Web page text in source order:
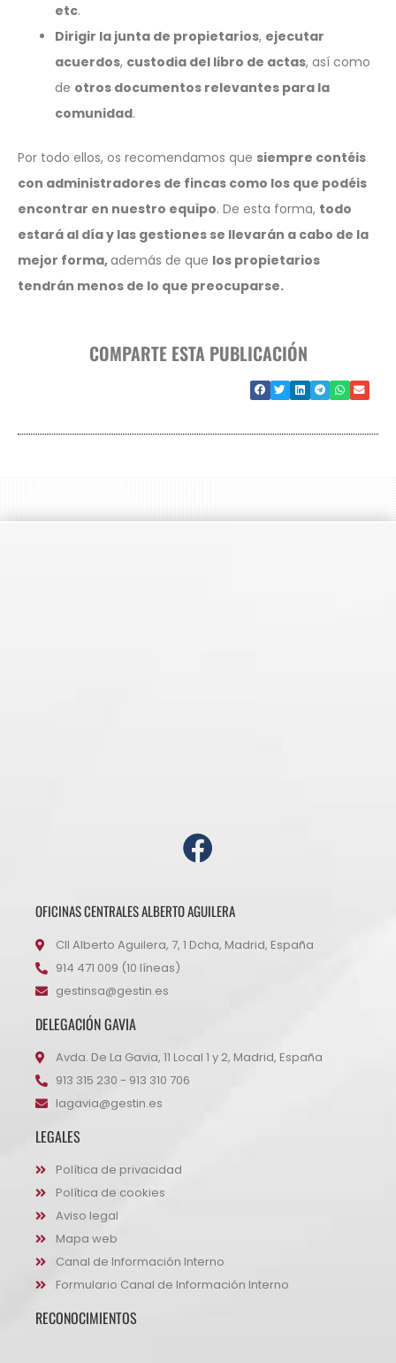
etc.
Dirigir la junta de propietarios, ejecutar
acuerdos, custodia del libro de actas, así como
de otros documentos relevantes para la
comunidad.
Por todo ellos, os recomendamos que siempre contéis
con administradores de fincas como los que podéis
encontrar en nuestro equipo. De esta forma, todo
estará al día y las gestiones se llevarán a cabo de la
mejor forma,además de que los propietarios
tendrán menos de lo que preocuparse.
COMPARTE ESTA PUBLICACIÓN
OFICINAS CENTRALES ALBERTO AGUILERA
Cll Alberto Aguilera, 7, 1 Dcha, Madrid, España
914 471 009 (10 líneas)
gestinsa@gestin.es
DELEGACIÓN GAVIA
Avda. De La Gavia, 11 Local 1 y 2, Madrid, España
913 315 230 - 913 310 706
lagavia@gestin.es
LEGALES
Política de privacidad
Política de cookies
Aviso legal
Mapa web
Canal de Información Interno
Formulario Canal de Información Interno
RECONOCIMIENTOS